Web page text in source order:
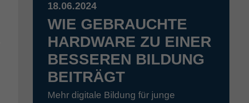
18.06.2024
WIE GEBRAUCHTE
HARDWARE ZU EINER
BESSEREN BILDUNG
BEITRÄGT
Mehr digitale Bildung für junge